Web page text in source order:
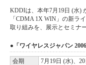
KDDIは、本年7月19日 (水)
「CDMA 1X WIN」の新ラ
取り組みを、展示とセミナ
●「ワイヤレスジャパン
会期
7月19日 (水)、